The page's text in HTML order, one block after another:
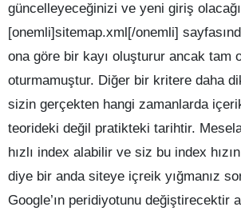
güncelleyeceğinizi ve yeni giriş
[onemli]sitemap.xml[/onemli]
ona göre bir kayı oluşturur ancak tam
oturmamuştur. Diğer bir kritere daha
sizin gerçekten hangi zamanlarda
teorideki değil pratikteki tarihtir.
hızlı index alabilir ve siz bu index
diye bir anda siteye içreik yığmanız
Google’ın peridiyotunu değiştirecektir